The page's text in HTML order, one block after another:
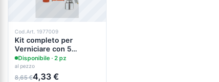
Cod.Art. 1977009
Kit completo per
Verniciare con 5
accessori ad attacco
italia
Disponibile · 2 pz
al pezzo
8,65 €4,33 €